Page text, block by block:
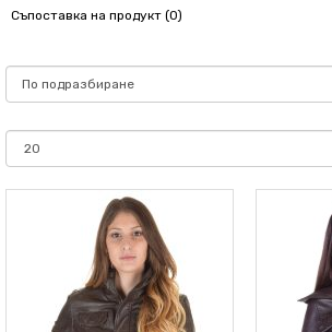
Съпоставка на продукт (0)